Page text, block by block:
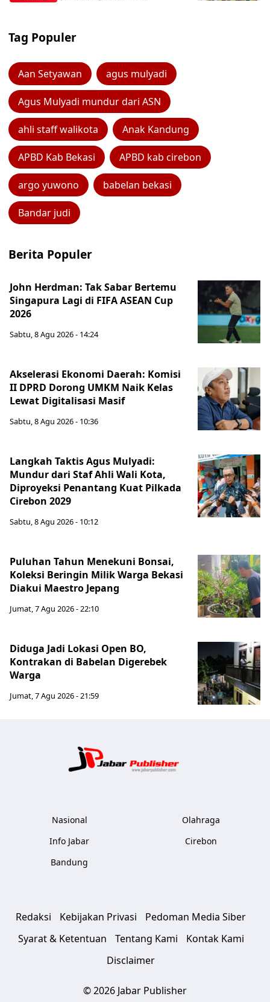
Tag Populer
Aan Setyawan agus mulyadi
Agus Mulyadi mundur dari ASN
ahli staff walikota Anak Kandung
APBD Kab Bekasi APBD kab cirebon
argo yuwono babelan bekasi
Bandar judi
Berita Populer
John Herdman: Tak Sabar Bertemu
Singapura Lagi di FIFA ASEAN Cup
2026
Sabtu, 8 Agu 2026 - 14:24
Akselerasi Ekonomi Daerah: Komisi
II DPRD Dorong UMKM Naik Kelas
Lewat Digitalisasi Masif
Sabtu, 8 Agu 2026 - 10:36
Langkah Taktis Agus Mulyadi:
Mundur dari Staf Ahli Wali Kota,
Diproyeksi Penantang Kuat Pilkada
Cirebon 2029
Sabtu, 8 Agu 2026 - 10:12
Puluhan Tahun Menekuni Bonsai,
Koleksi Beringin Milik Warga Bekasi
Diakui Maestro Jepang
Jumat, 7 Agu 2026 - 22:10
Diduga Jadi Lokasi Open BO,
Kontrakan di Babelan Digerebek
Warga
Jumat, 7 Agu 2026 - 21:59
Nasional
Info Jabar
Bandung
Olahraga
Cirebon
Redaksi Kebijakan Privasi
Pedoman Media Siber
Syarat & Ketentuan
Tentang Kami
Kontak Kami
Disclaimer
© 2026 Jabar Publisher